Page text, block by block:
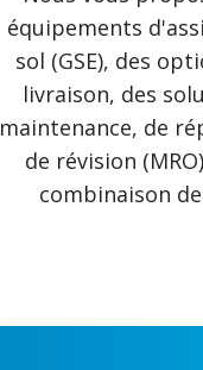
équipements
sol (GSE), des
livraison, des
maintenance, de
de révision
combinaison